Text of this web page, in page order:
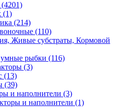
(1)
(214)
(110)
Живые субстраты, Кормовой
рыбки (116)
(3)
(13)
(39)
и наполнители (3)
и наполнители (1)